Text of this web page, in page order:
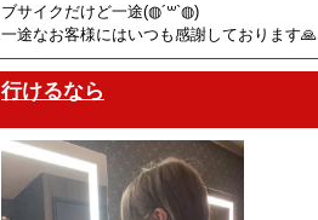
ブサイクだけど一途(◍´꒳`◍)
一途なお客様にはいつも感謝しております🙏
行けるなら